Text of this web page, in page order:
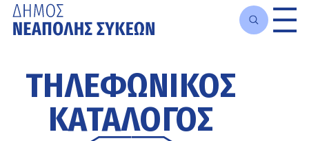
κυρίως
περιεχόμενο
ΤΗΛΕΦΩΝΙΚΟΣ
ΚΑΤΑΛΟΓΟΣ